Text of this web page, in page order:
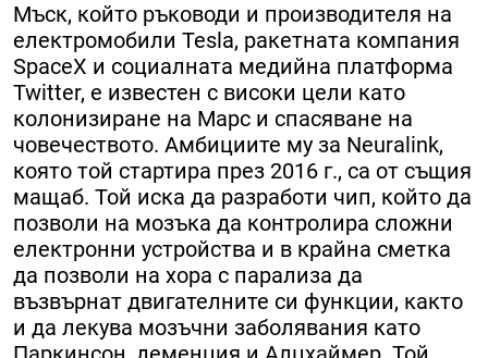
Мъск, който ръководи и производителя на
електромобили Tesla, ракетната компания
SpaceX и социалната медийна платформа
Twitter, е известен с високи цели като
колонизиране на Марс и спасяване на
човечеството. Амбициите му за Neuralink,
която той стартира през 2016 г., са от същия
мащаб. Той иска да разработи чип, който да
позволи на мозъка да контролира сложни
електронни устройства и в крайна сметка
да позволи на хора с парализа да
възвърнат двигателните си функции, както
и да лекува мозъчни заболявания като